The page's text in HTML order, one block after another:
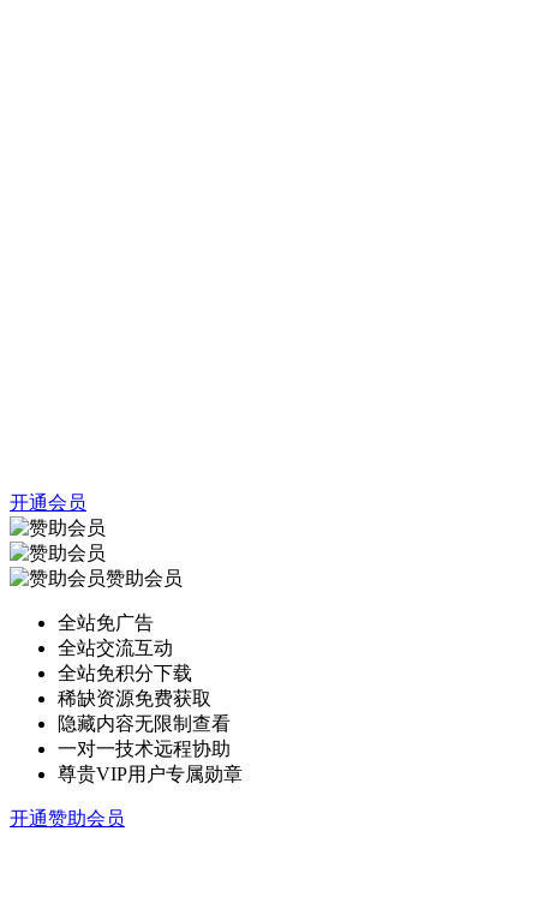
开通会员
赞助会员
全站免广告
全站交流互动
全站免积分下载
稀缺资源免费获取
隐藏内容无限制查看
一对一技术远程协助
尊贵VIP用户专属勋章
开通赞助会员